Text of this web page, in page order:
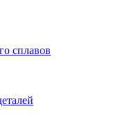
сплавов